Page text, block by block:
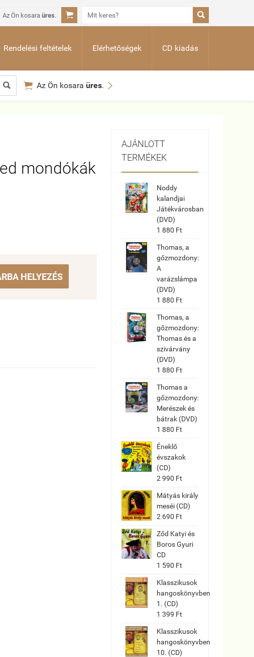
Az Ön kosara üres.  
Rendelési feltételek Elérhetőségek CD kiadás
  Az Ön kosara üres. 
mondókák
HELYEZÉS
AJÁNLOTT
TERMÉKEK
Noddy
kalandjai
Játékvárosban
(DVD)
1 880 Ft
Thomas, a
gőzmozdony:
A
varázslámpa
(DVD)
1 880 Ft
Thomas, a
gőzmozdony:
Thomas és a
szivárvány
(DVD)
1 880 Ft
Thomas a
gőzmozdony:
Merészek és
bátrak (DVD)
1 880 Ft
Éneklő
évszakok
(CD)
2 990 Ft
Mátyás király
meséi (CD)
2 690 Ft
Ződ Katyi és
Boros Gyuri
CD
1 590 Ft
Klasszikusok
hangoskönyvben
1. (CD)
1 399 Ft
Klasszikusok
hangoskönyvben
10. (CD)